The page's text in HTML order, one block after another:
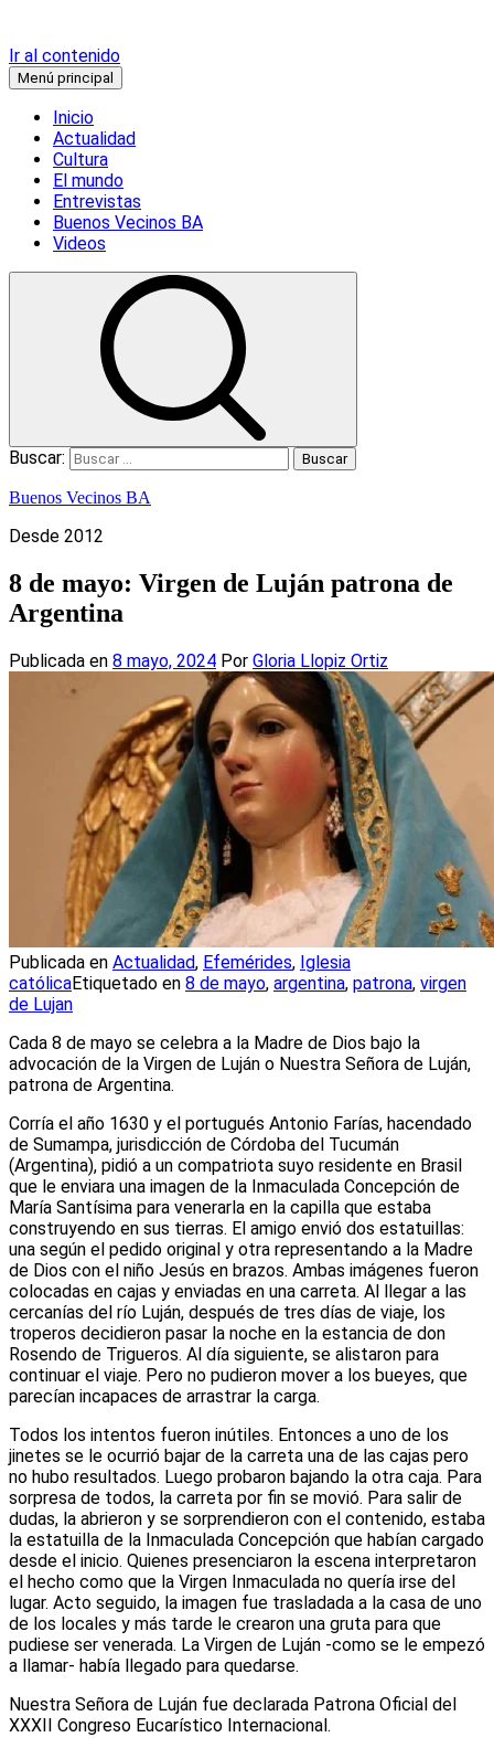
Ir al contenido
Menú principal
Inicio
Actualidad
Cultura
El mundo
Entrevistas
Buenos Vecinos BA
Videos
Buscar:
Buenos Vecinos BA
Desde 2012
8 de mayo: Virgen de Luján patrona de
Argentina
Publicada en 8 mayo, 2024 Por Gloria Llopiz Ortiz
Publicada en Actualidad, Efemérides, Iglesia
católicaEtiquetado en 8 de mayo, argentina, patrona, virgen
de Lujan
Cada 8 de mayo se celebra a la Madre de Dios bajo la
advocación de la Virgen de Luján o Nuestra Señora de Luján,
patrona de Argentina.
Corría el año 1630 y el portugués Antonio Farías, hacendado
de Sumampa, jurisdicción de Córdoba del Tucumán
(Argentina), pidió a un compatriota suyo residente en Brasil
que le enviara una imagen de la Inmaculada Concepción de
María Santísima para venerarla en la capilla que estaba
construyendo en sus tierras. El amigo envió dos estatuillas:
una según el pedido original y otra representando a la Madre
de Dios con el niño Jesús en brazos. Ambas imágenes fueron
colocadas en cajas y enviadas en una carreta. Al llegar a las
cercanías del río Luján, después de tres días de viaje, los
troperos decidieron pasar la noche en la estancia de don
Rosendo de Trigueros. Al día siguiente, se alistaron para
continuar el viaje. Pero no pudieron mover a los bueyes, que
parecían incapaces de arrastrar la carga.
Todos los intentos fueron inútiles. Entonces a uno de los
jinetes se le ocurrió bajar de la carreta una de las cajas pero
no hubo resultados. Luego probaron bajando la otra caja. Para
sorpresa de todos, la carreta por fin se movió. Para salir de
dudas, la abrieron y se sorprendieron con el contenido, estaba
la estatuilla de la Inmaculada Concepción que habían cargado
desde el inicio. Quienes presenciaron la escena interpretaron
el hecho como que la Virgen Inmaculada no quería irse del
lugar. Acto seguido, la imagen fue trasladada a la casa de uno
de los locales y más tarde le crearon una gruta para que
pudiese ser venerada. La Virgen de Luján -como se le empezó
a llamar- había llegado para quedarse.
Nuestra Señora de Luján fue declarada Patrona Oficial del
XXXII Congreso Eucarístico Internacional.